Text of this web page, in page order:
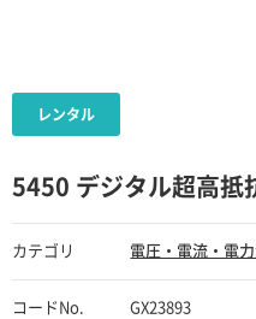
5450 デジタル超高抵
カテゴリ 電圧・電流・電
コードNo. GX23893